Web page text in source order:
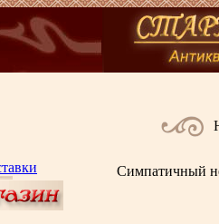
Симпатичный